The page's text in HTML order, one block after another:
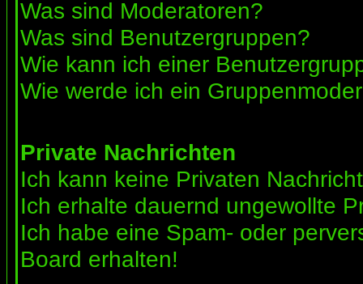
Was sind Moderatoren?
Was sind Benutzergruppen?
Wie kann ich einer
Wie werde ich ein
Private Nachrichten
Ich kann keine Privaten
Ich erhalte dauernd ungewollte
Ich habe eine Spam- oder
Board erhalten!